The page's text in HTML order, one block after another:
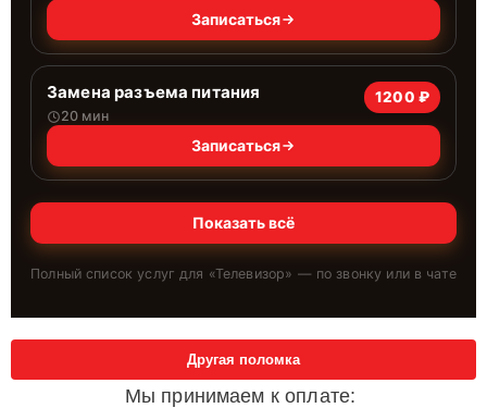
Записаться
Замена разъема питания
20 мин
1200 ₽
Записаться
Показать всё
Полный список услуг для «Телевизор» — по звонку или в чате
Мы принимаем к оплате:
Другая поломка